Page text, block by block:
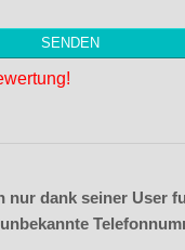
nur dank seiner User